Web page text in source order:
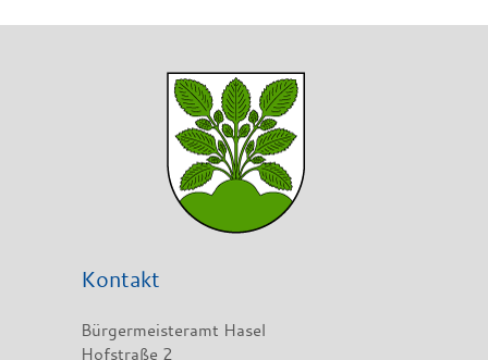
Kontakt
Bürgermeisteramt Hasel
Hofstraße 2